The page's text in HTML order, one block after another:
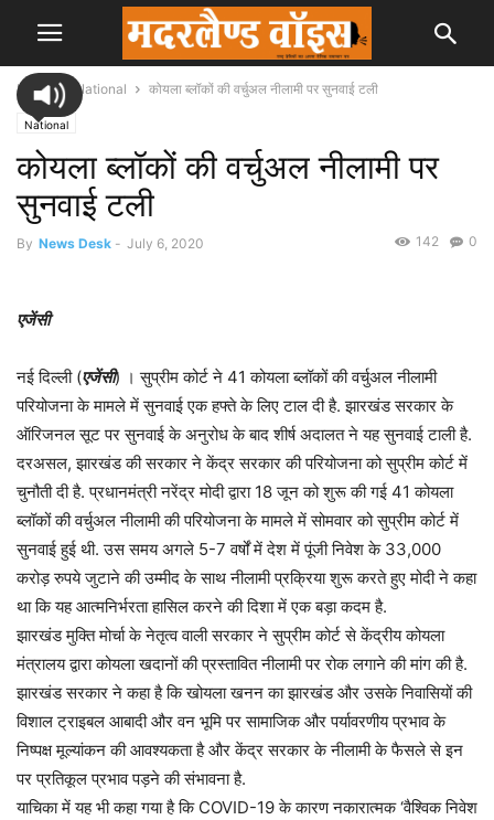
Home National कोयला ब्लॉकों की वर्चुअल नीलामी पर सुनवाई टली
National
कोयला ब्लॉकों की वर्चुअल नीलामी पर
सुनवाई टली
By News Desk - July 6, 2020 0
142
एजेंसी
नई दिल्ली (एजेंसी) । सुप्रीम कोर्ट ने 41 कोयला ब्लॉकों की वर्चुअल नीलामी
परियोजना के मामले में सुनवाई एक हफ्ते के लिए टाल दी है. झारखंड सरकार के
ऑरिजनल सूट पर सुनवाई के अनुरोध के बाद शीर्ष अदालत ने यह सुनवाई टाली है.
दरअसल, झारखंड की सरकार ने केंद्र सरकार की परियोजना को सुप्रीम कोर्ट में
चुनौती दी है. प्रधानमंत्री नरेंद्र मोदी द्वारा 18 जून को शुरू की गई 41 कोयला
ब्लॉकों की वर्चुअल नीलामी की परियोजना के मामले में सोमवार को सुप्रीम कोर्ट में
सुनवाई हुई थी. उस समय अगले 5-7 वर्षों में देश में पूंजी निवेश के 33,000
करोड़ रुपये जुटाने की उम्मीद के साथ नीलामी प्रक्रिया शुरू करते हुए मोदी ने कहा
था कि यह आत्मनिर्भरता हासिल करने की दिशा में एक बड़ा कदम है.
झारखंड मुक्ति मोर्चा के नेतृत्व वाली सरकार ने सुप्रीम कोर्ट से केंद्रीय कोयला
मंत्रालय द्वारा कोयला खदानों की प्रस्तावित नीलामी पर रोक लगाने की मांग की है.
झारखंड सरकार ने कहा है कि खोयला खनन का झारखंड और उसके निवासियों की
विशाल ट्राइबल आबादी और वन भूमि पर सामाजिक और पर्यावरणीय प्रभाव के
निष्पक्ष मूल्यांकन की आवश्यकता है और केंद्र सरकार के नीलामी के फैसले से इन
पर प्रतिकूल प्रभाव पड़ने की संभावना है.
याचिका में यह भी कहा गया है कि COVID-19 के कारण नकारात्मक ‘वैश्विक निवेश